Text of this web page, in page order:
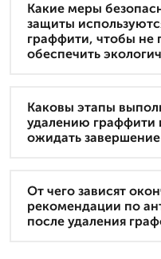
Какие меры
защиты
граффити, чтобы не
обеспечить
Каковы этапы
удалению граффити
ожидать
От чего зависят
рекомендации по
после удаления